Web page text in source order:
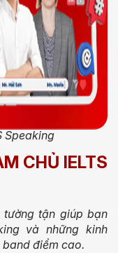
Speaking
CHỦ IELTS
tận giúp bạn
và những kinh
điểm cao.